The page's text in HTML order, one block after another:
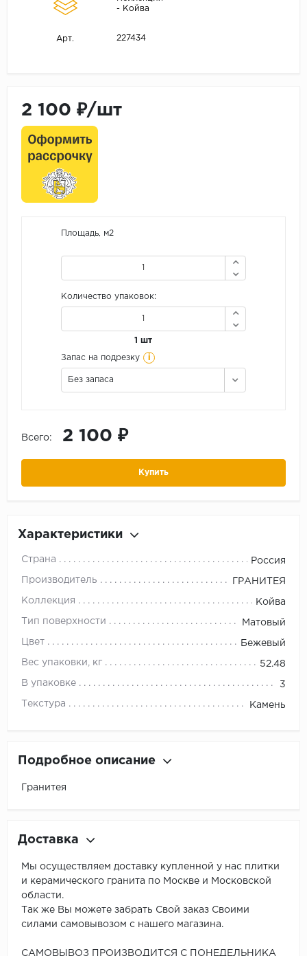
- Койва
Арт. 227434
2 100 ₽/шт
Площадь, м2
Количество упаковок:
1 шт
Запас на подрезку i
Без запаса
Всего: 2 100 ₽
Купить
Характеристики
Страна Россия
Производитель ГРАНИТЕЯ
Коллекция Койва
Тип поверхности Матовый
Цвет Бежевый
Вес упаковки, кг 52.48
В упаковке 3
Текстура Камень
Подробное описание
Гранитея
Доставка
Мы осуществляем доставку купленной у нас плитки
и керамического гранита по Москве и Московской
области.
Так же Вы можете забрать Свой заказ Своими
силами самовывозом с нашего магазина.
САМОВЫВОЗ ПРОИЗВОДИТСЯ С ПОНЕДЕЛЬНИКА